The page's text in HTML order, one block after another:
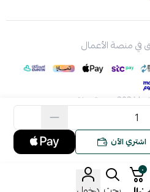
٠
٠
اشتري الآن
في منصة الأعمال
منصة سلة